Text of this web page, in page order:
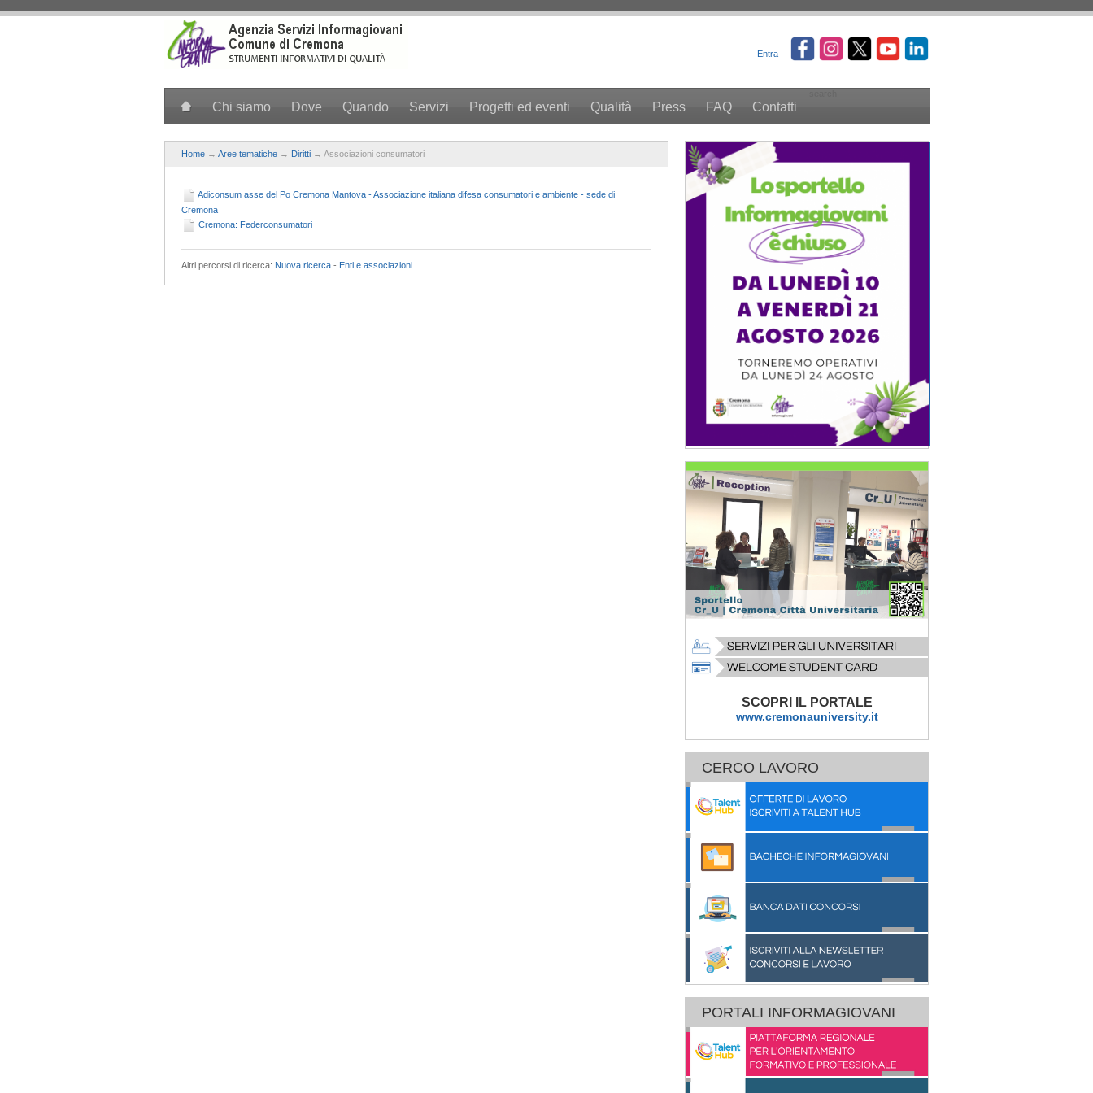
Entra
Chi siamo Dove Quando Servizi Progetti ed eventi Qualità Press FAQ Contatti
Home → Aree tematiche → Diritti → Associazioni consumatori
Adiconsum asse del Po Cremona Mantova - Associazione italiana difesa consumatori e ambiente - sede di
Cremona
Cremona: Federconsumatori
Altri percorsi di ricerca: Nuova ricerca - Enti e associazioni
SCOPRI IL PORTALE
www.cremonauniversity.it
CERCO LAVORO
PORTALI INFORMAGIOVANI